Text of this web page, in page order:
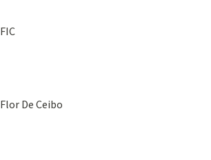
FIC
Flor De Ceibo